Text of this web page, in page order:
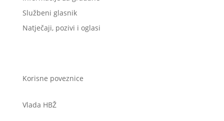
Službeni glasnik
Natječaji, pozivi i oglasi
Korisne poveznice
Vlada HBŽ